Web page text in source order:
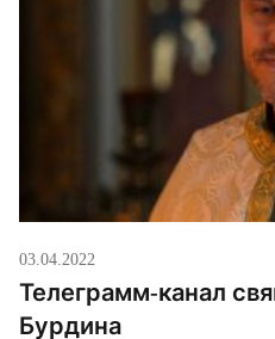
03.04.2022
Телеграмм-канал
Бурдина